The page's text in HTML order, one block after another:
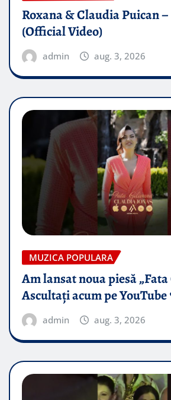
Roxana & Claudia Puican
(Official Video)
admin aug. 3, 2026
MUZICA POPULARA
Am lansat noua piesă
Ascultați acum pe YouTube
admin aug. 3, 2026